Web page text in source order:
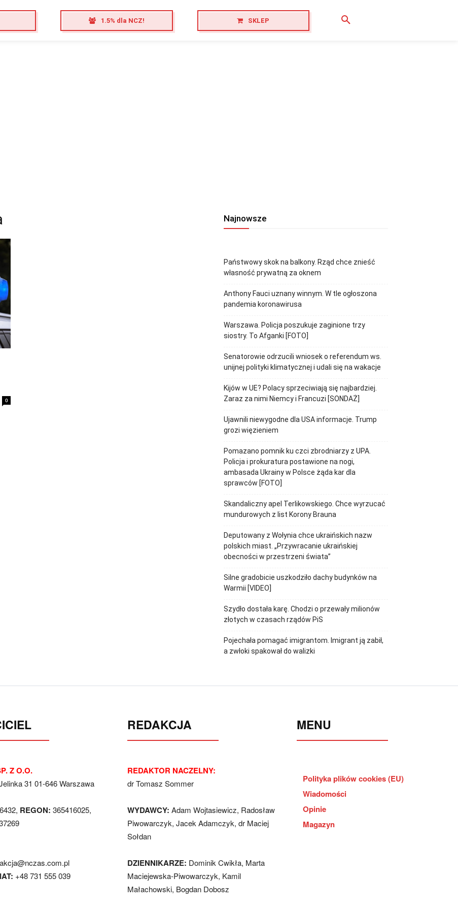
1.5% dla NCZ! SKLEP
0
Najnowsze
Państwowy skok na balkony. Rząd chce znieść
własność prywatną za oknem
Anthony Fauci uznany winnym. W tle ogłoszona
pandemia koronawirusa
Warszawa. Policja poszukuje zaginione trzy
siostry. To Afganki [FOTO]
Senatorowie odrzucili wniosek o referendum ws.
unijnej polityki klimatycznej i udali się na wakacje
Kijów w UE? Polacy sprzeciwiają się najbardziej.
Zaraz za nimi Niemcy i Francuzi [SONDAŻ]
Ujawnili niewygodne dla USA informacje. Trump
grozi więzieniem
Pomazano pomnik ku czci zbrodniarzy z UPA.
Policja i prokuratura postawione na nogi,
ambasada Ukrainy w Polsce żąda kar dla
sprawców [FOTO]
Skandaliczny apel Terlikowskiego. Chce wyrzucać
mundurowych z list Korony Brauna
Deputowany z Wołynia chce ukraińskich nazw
polskich miast. „Przywracanie ukraińskiej
obecności w przestrzeni świata”
Silne gradobicie uszkodziło dachy budynków na
Warmii [VIDEO]
Szydło dostała karę. Chodzi o przewały milionów
złotych w czasach rządów PiS
Pojechała pomagać imigrantom. Imigrant ją zabił,
a zwłoki spakował do walizki
Z O.O.
31 01-646 Warszawa
REGON: 365416025,
+48 731 555 039
REDAKCJA
REDAKTOR NACZELNY:
dr Tomasz Sommer
WYDAWCY: Adam Wojtasiewicz, Radosław
Piwowarczyk, Jacek Adamczyk, dr Maciej
Sołdan
DZIENNIKARZE: Dominik Cwikła, Marta
Maciejewska-Piwowarczyk, Kamil
Małachowski, Bogdan Dobosz
MENU
Polityka plików cookies (EU)
Wiadomości
Opinie
Magazyn